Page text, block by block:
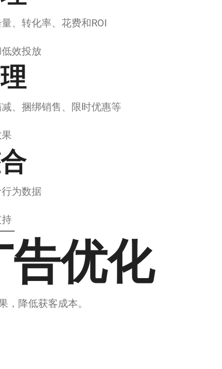
、转化率、花费和ROI
效投放
、捆绑销售、限时优惠等
为数据
告优化
，降低获客成本。